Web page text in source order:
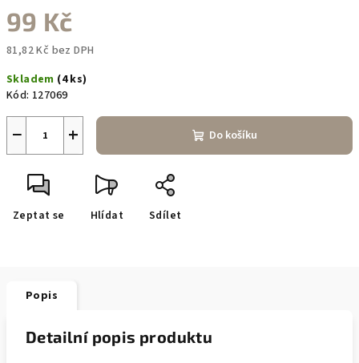
99 Kč
81,82 Kč bez DPH
cena:
Skladem (4 ks)
Kód: 127069
+
− Do košíku
Zeptat se Hlídat Sdílet
Popis
Detailní popis produktu